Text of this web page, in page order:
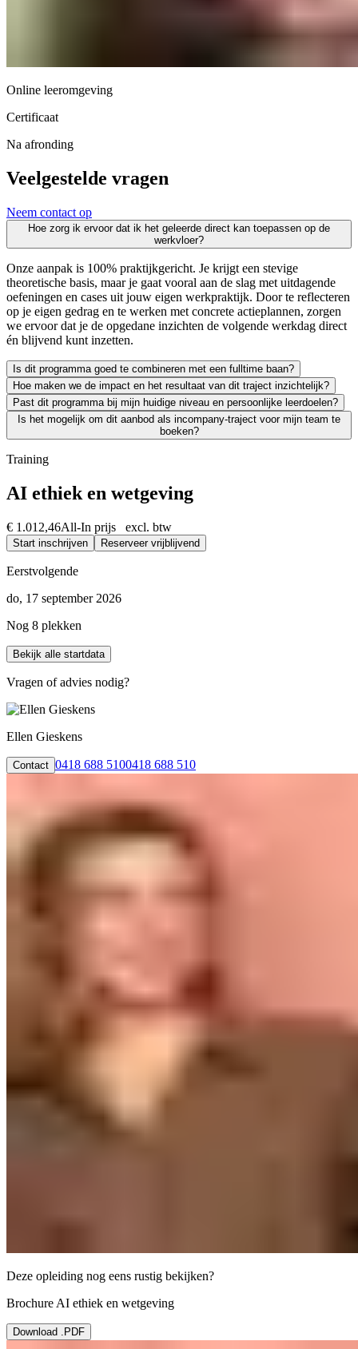
Online leeromgeving
Certificaat
Na afronding
Veelgestelde vragen
Neem contact op
Hoe zorg ik ervoor dat ik het geleerde direct kan toepassen op de
werkvloer?
Onze aanpak is 100% praktijkgericht. Je krijgt een stevige
theoretische basis, maar je gaat vooral aan de slag met uitdagende
oefeningen en cases uit jouw eigen werkpraktijk. Door te reflecteren
op je eigen gedrag en te werken met concrete actieplannen, zorgen
we ervoor dat je de opgedane inzichten de volgende werkdag direct
én blijvend kunt inzetten.
Is dit programma goed te combineren met een fulltime baan?
Zeker. We leiden uitsluitend werkende professionals op en weten
Hoe maken we de impact en het resultaat van dit traject inzichtelijk?
Leren moet leiden tot merkbaar resultaat; voor jezelf én voor je
Past dit programma bij mijn huidige niveau en persoonlijke leerdoelen?
We vinden het essentieel dat je een traject kiest dat écht bij je past
Is het mogelijk om dit aanbod als incompany-traject voor mijn team te
boeken?
Absoluut. Vrijwel al onze trainingen en opleidingen kunnen we
Training
AI ethiek en wetgeving
€ 1.012,46All-In prijs excl. btw
Start inschrijven Reserveer vrijblijvend
Eerstvolgende
do, 17 september 2026
Nog 8 plekken
Bekijk alle startdata
Vragen of advies nodig?
Ellen Gieskens
Contact 0418 688 5100418 688 510
Deze opleiding nog eens rustig bekijken?
Brochure AI ethiek en wetgeving
Download .PDF